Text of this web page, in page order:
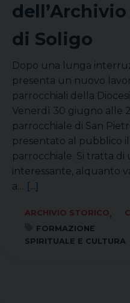
di Soligo
Dopo una lunga
presenta un nuovo
parrocchiali della
Venerdì 30 giugno alle
parrocchiale di San
presentato al pubblico
parrocchiale. Si tratta
interessante, alquanto
a… [...]
ARCHIVIO STORICO,
FORMAZIONE
SPIRITUALE E CULTURA